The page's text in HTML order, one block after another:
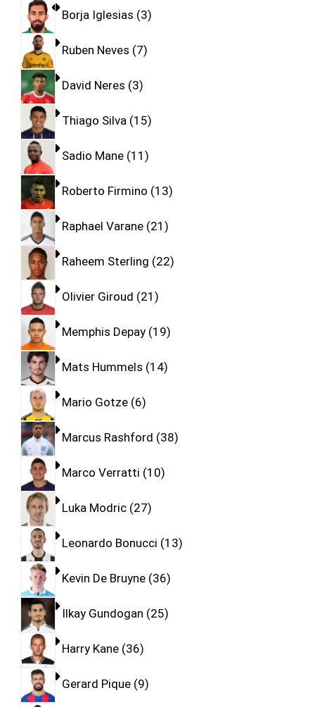
Borja Iglesias 3
Ruben Neves 7
David Neres 3
Thiago Silva 15
Sadio Mane 11
Roberto Firmino 13
Raphael Varane 21
Raheem Sterling 22
Olivier Giroud 21
Memphis Depay 19
Mats Hummels 14
Mario Gotze 6
Marcus Rashford 38
Marco Verratti 10
Luka Modric 27
Leonardo Bonucci 13
Kevin De Bruyne 36
Ilkay Gundogan 25
Harry Kane 36
Gerard Pique 9